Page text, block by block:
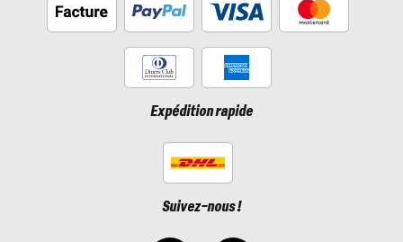
Expédition rapide
Suivez-nous !